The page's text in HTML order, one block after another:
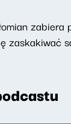
zaskakiwać